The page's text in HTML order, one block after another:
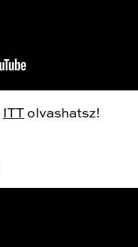
ITT olvashatsz!